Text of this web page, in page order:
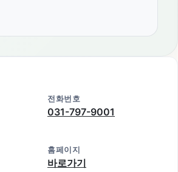
전화번호
031-797-9001
홈페이지
바로가기